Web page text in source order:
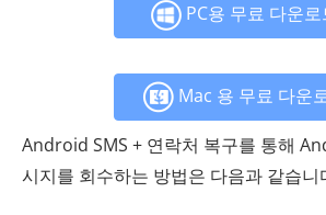
PC용 무료 다운로
Mac 용 무료 다운
Android SMS + 연락처 복구를 통해
시지를 회수하는 방법은 다음과 같습니